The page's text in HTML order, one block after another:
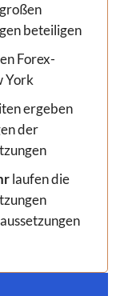
beteiligen
Forex-
York
ergeben
der
laufen die